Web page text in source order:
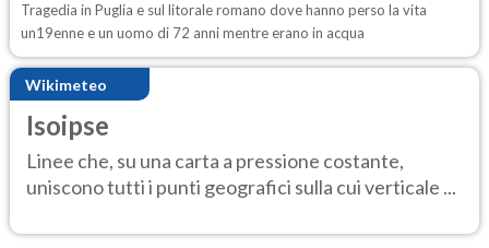
Tragedia in Puglia e sul litorale romano dove hanno perso la vita
un19enne e un uomo di 72 anni mentre erano in acqua
Wikimeteo
Isoipse
Linee che, su una carta a pressione costante,
uniscono tutti i punti geografici sulla cui verticale ...